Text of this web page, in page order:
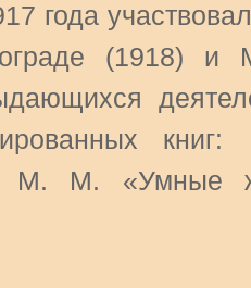
года
(1918) и
М. М. «Умные